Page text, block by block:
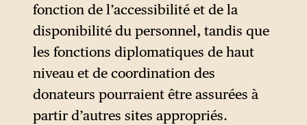
D’emblée, la zone administrée
de manière transitoire est
placée hors de tout cadre
normatif et privée des
principaux attributs étatiques.
fonction de l’accessibilité et de la
disponibilité du personnel, tandis que
les fonctions diplomatiques de haut
niveau et de coordination des
donateurs pourraient être assurées à
partir d’autres sites appropriés.